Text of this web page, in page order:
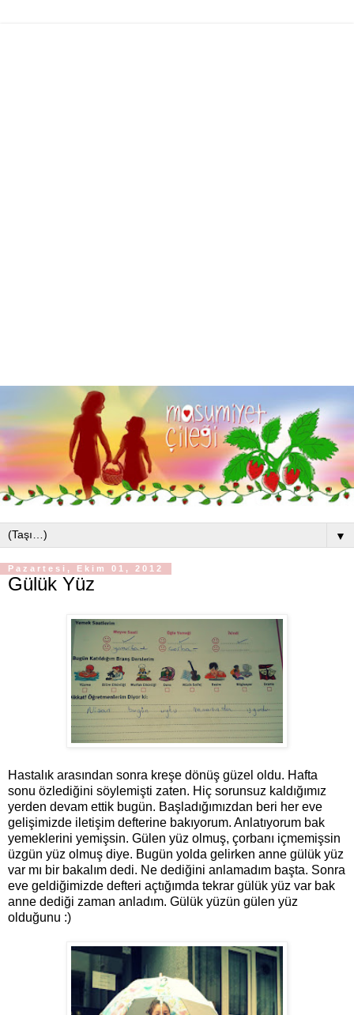
▼
Pazartesi, Ekim 01, 2012
Gülük Yüz
Hastalık arasından sonra kreşe dönüş güzel oldu. Hafta
sonu özlediğini söylemişti zaten. Hiç sorunsuz kaldığımız
yerden devam ettik bugün. Başladığımızdan beri her eve
gelişimizde iletişim defterine bakıyorum. Anlatıyorum bak
yemeklerini yemişsin. Gülen yüz olmuş, çorbanı içmemişsin
üzgün yüz olmuş diye. Bugün yolda gelirken anne gülük yüz
var mı bir bakalım dedi. Ne dediğini anlamadım başta. Sonra
eve geldiğimizde defteri açtığımda tekrar gülük yüz var bak
anne dediği zaman anladım. Gülük yüzün gülen yüz
olduğunu :)